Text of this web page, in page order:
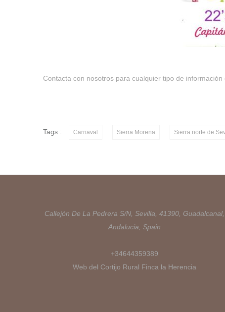
Contacta con nosotros para cualquier tipo de
Tags : Carnaval Sierra Morena Sierra norte de
Callejón De La Pedrera S/N, Sevilla, 41390, Guadalcanal,
Andalucia, Spain
+34644359389
Web del Cortijo Rural Finca la Herencia